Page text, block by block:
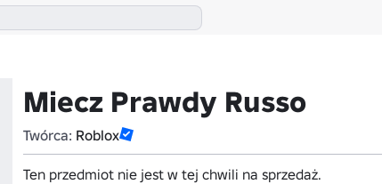
Miecz Prawdy Russo
Twórca: Roblox
Ten przedmiot nie jest w tej chwili na sprzedaż.